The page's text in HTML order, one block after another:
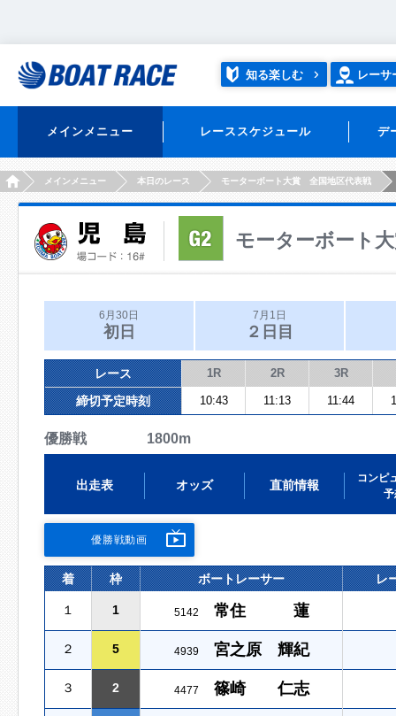
知る楽しむ レーサ
メインメニュー レーススケジュール デ
HOMEメインメニュー 本日のレース モーターボート大賞 全国地区代表戦
モーターボート
6月30日
初日
7月1日
２日目
レース 1R 2R 3R
締切予定時刻 10:43 11:13 11:44
優勝戦 1800m
出走表 オッズ 直前情報
コンピ
予
優勝戦動画
着 枠 ボートレーサー レ
１ 1 5142 常住 蓮
２ 5 4939 宮之原 輝紀
３ 2 4477 篠崎 仁志